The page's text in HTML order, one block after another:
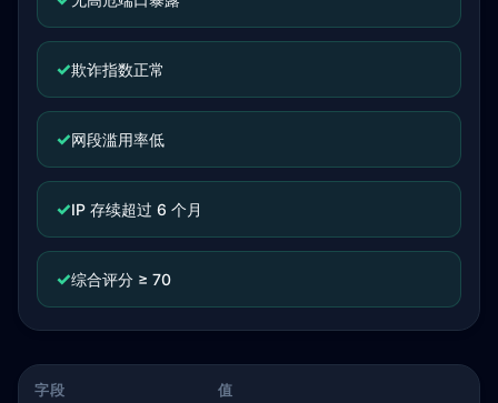
✓欺诈指数正常
✓网段滥用率低
✓IP 存续超过 6 个月
✓综合评分 ≥ 70
字段 值